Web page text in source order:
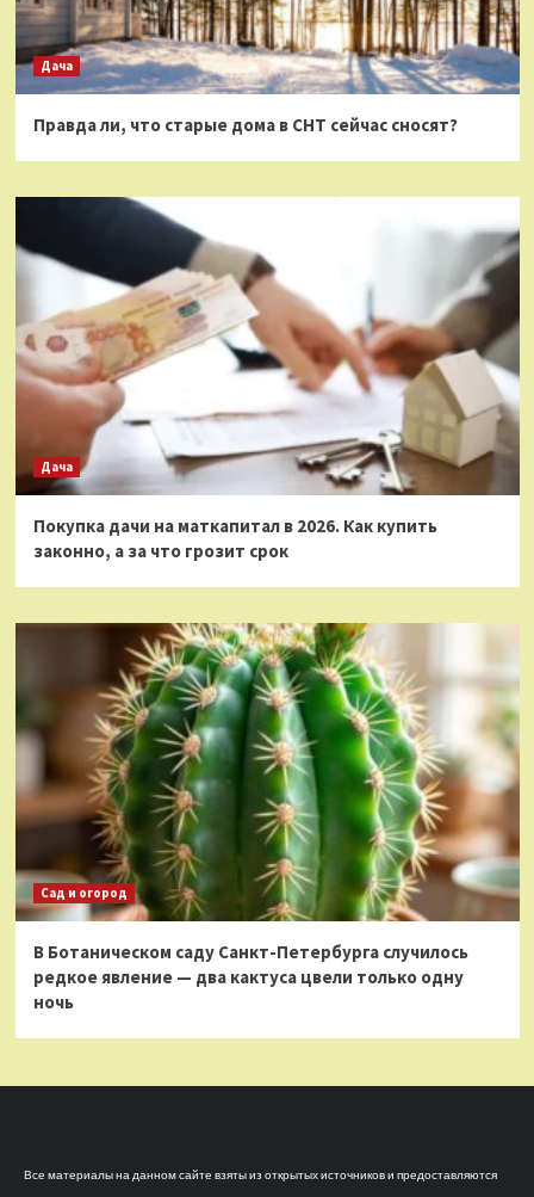
Дача
Правда ли, что старые дома в СНТ сейчас сносят?
Дача
Покупка дачи на маткапитал в 2026. Как купить
законно, а за что грозит срок
Сад и огород
В Ботаническом саду Санкт-Петербурга случилось
редкое явление — два кактуса цвели только одну
ночь
Все материалы на данном сайте взяты из открытых источников и предоставляются